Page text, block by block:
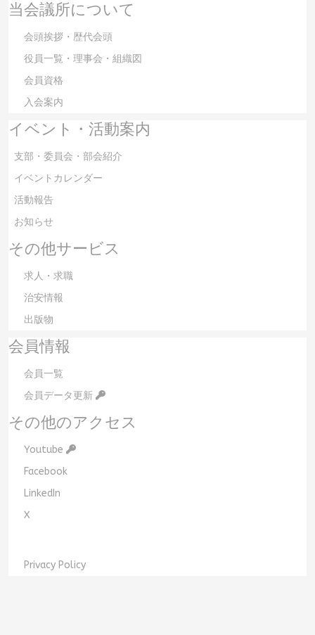
当会議所について
会頭挨拶・歴代会頭
役員一覧・理事会・組織図
会員資格
入会案内
イベント・活動案内
支部・委員会・部会紹介
イベントカレンダー
活動報告
お知らせ
その他サービス
求人・求職
治安情報
出版物
会員情報
会員一覧
会員データ更新
その他のアクセス
Youtube
Facebook
LinkedIn
X
Privacy Policy